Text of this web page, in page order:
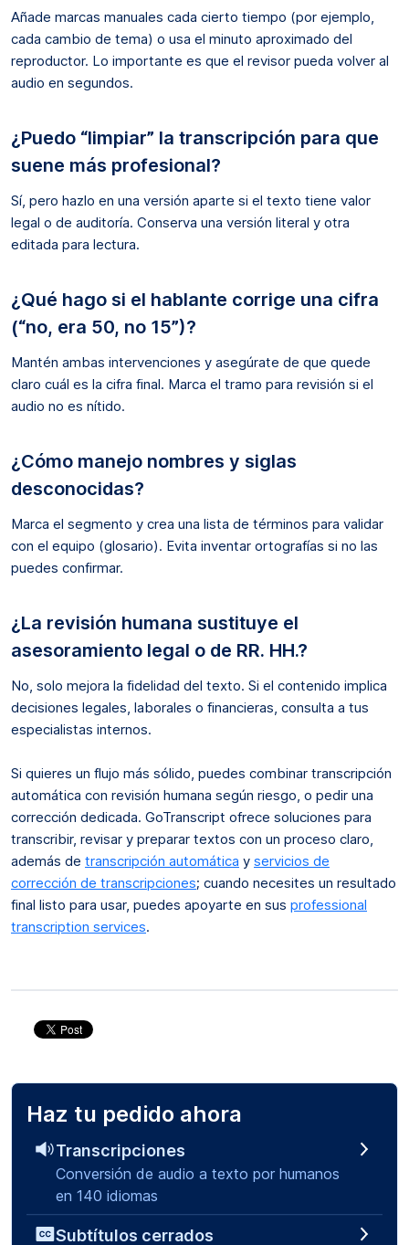
Añade marcas manuales cada cierto tiempo (por ejemplo,
cada cambio de tema) o usa el minuto aproximado del
reproductor. Lo importante es que el revisor pueda volver al
audio en segundos.
¿Puedo “limpiar” la transcripción para que
suene más profesional?
Sí, pero hazlo en una versión aparte si el texto tiene valor
legal o de auditoría. Conserva una versión literal y otra
editada para lectura.
¿Qué hago si el hablante corrige una cifra
(“no, era 50, no 15”)?
Mantén ambas intervenciones y asegúrate de que quede
claro cuál es la cifra final. Marca el tramo para revisión si el
audio no es nítido.
¿Cómo manejo nombres y siglas
desconocidas?
Marca el segmento y crea una lista de términos para validar
con el equipo (glosario). Evita inventar ortografías si no las
puedes confirmar.
¿La revisión humana sustituye el
asesoramiento legal o de RR. HH.?
No, solo mejora la fidelidad del texto. Si el contenido implica
decisiones legales, laborales o financieras, consulta a tus
especialistas internos.
Si quieres un flujo más sólido, puedes combinar transcripción
automática con revisión humana según riesgo, o pedir una
corrección dedicada. GoTranscript ofrece soluciones para
transcribir, revisar y preparar textos con un proceso claro,
además de transcripción automática y servicios de
corrección de transcripciones; cuando necesites un resultado
final listo para usar, puedes apoyarte en sus professional
transcription services.
Haz tu pedido ahora
Transcripciones
Conversión de audio a texto por humanos
en 140 idiomas
Subtítulos cerrados